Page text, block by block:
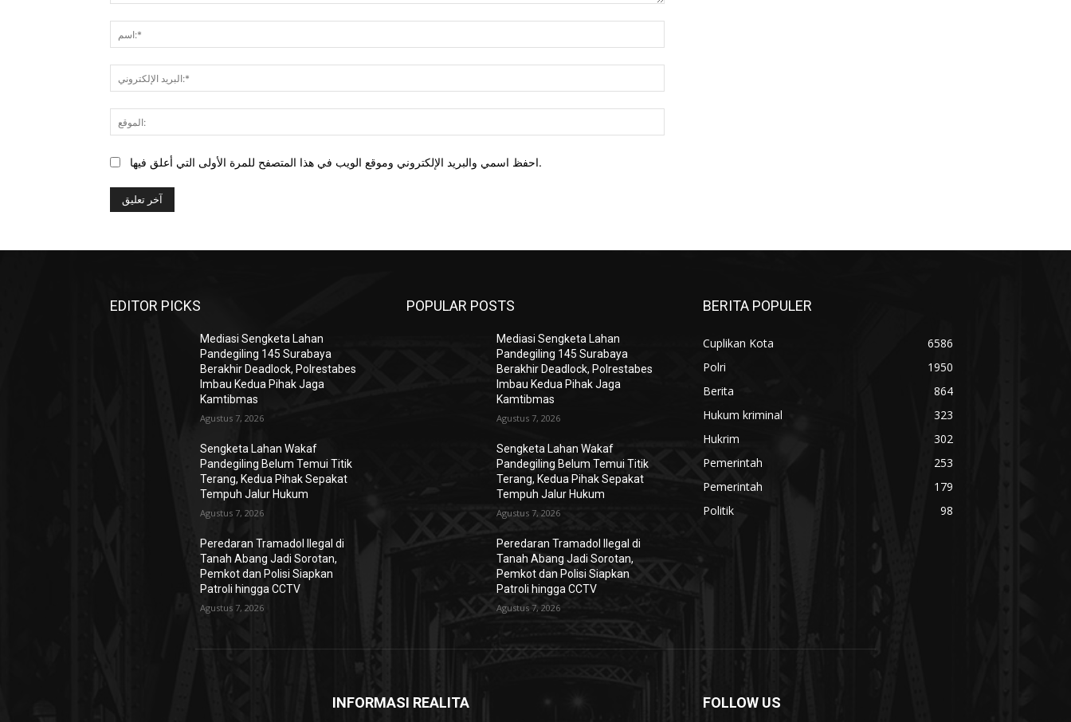
احفظ اسمي والبريد الإلكتروني وموقع الويب في هذا المتصفح للمرة الأولى التي أعلق فيها.
EDITOR PICKS
Mediasi Sengketa Lahan
Pandegiling 145 Surabaya
Berakhir Deadlock, Polrestabes
Imbau Kedua Pihak Jaga
Kamtibmas
Agustus 7, 2026
Sengketa Lahan Wakaf
Pandegiling Belum Temui Titik
Terang, Kedua Pihak Sepakat
Tempuh Jalur Hukum
Agustus 7, 2026
Peredaran Tramadol Ilegal di
Tanah Abang Jadi Sorotan,
Pemkot dan Polisi Siapkan
Patroli hingga CCTV
Agustus 7, 2026
POPULAR POSTS
Mediasi Sengketa Lahan
Pandegiling 145 Surabaya
Berakhir Deadlock, Polrestabes
Imbau Kedua Pihak Jaga
Kamtibmas
Agustus 7, 2026
Sengketa Lahan Wakaf
Pandegiling Belum Temui Titik
Terang, Kedua Pihak Sepakat
Tempuh Jalur Hukum
Agustus 7, 2026
Peredaran Tramadol Ilegal di
Tanah Abang Jadi Sorotan,
Pemkot dan Polisi Siapkan
Patroli hingga CCTV
Agustus 7, 2026
BERITA POPULER
Cuplikan Kota
6586
Polri
1950
Berita
864
Hukum kriminal
323
Hukrim
302
Pemerintah
253
Pemerintah
179
Politik
98
INFORMASI REALITA FOLLOW US